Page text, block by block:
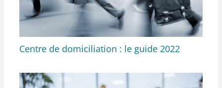
Centre de domiciliation : le guide 2022